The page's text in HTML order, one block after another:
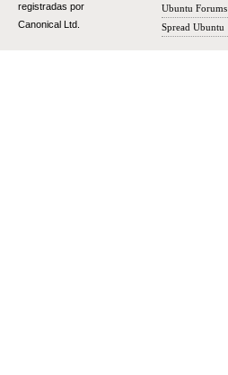
registradas por
Canonical Ltd.
Ubuntu Forums
Spread Ubuntu